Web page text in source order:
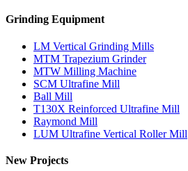
Grinding Equipment
LM Vertical Grinding Mills
MTM Trapezium Grinder
MTW Milling Machine
SCM Ultrafine Mill
Ball Mill
T130X Reinforced Ultrafine Mill
Raymond Mill
LUM Ultrafine Vertical Roller Mill
New Projects